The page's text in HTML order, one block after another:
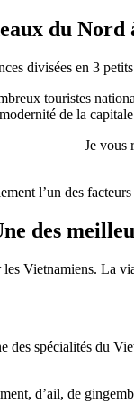
du
divisées en 3
touristes
de la capitale
Je vous
l’un des
des
les Vietnamiens. La
des spécialités du
d’ail, de